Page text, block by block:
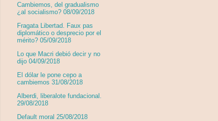
Cambiemos, del gradualismo
¿al socialismo? 08/09/2018
Fragata Libertad. Faux pas
diplomático o desprecio por el
mérito? 05/09/2018
Lo que Macri debió decir y no
dijo 04/09/2018
El dólar le pone cepo a
cambiemos 31/08/2018
Alberdi, liberalote fundacional.
29/08/2018
Default moral 25/08/2018